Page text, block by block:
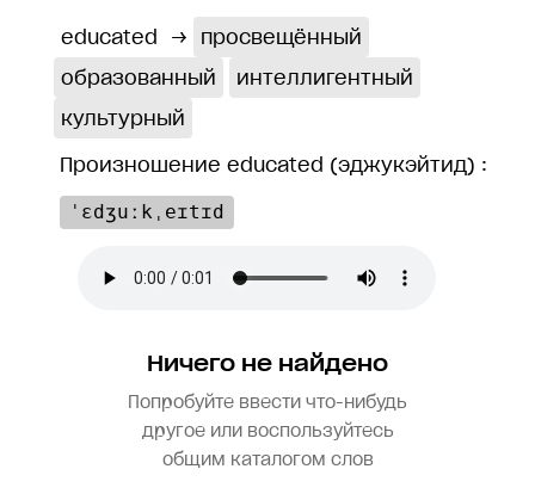
educated →
просвещённый
образованный
интеллигентный
культурный
Произношение educated (эджукэйтид) :
ˈɛdʒuːkˌeɪtɪd
Ничего не найдено
Попробуйте ввести что-нибудь
другое или воспользуйтесь
общим каталогом слов